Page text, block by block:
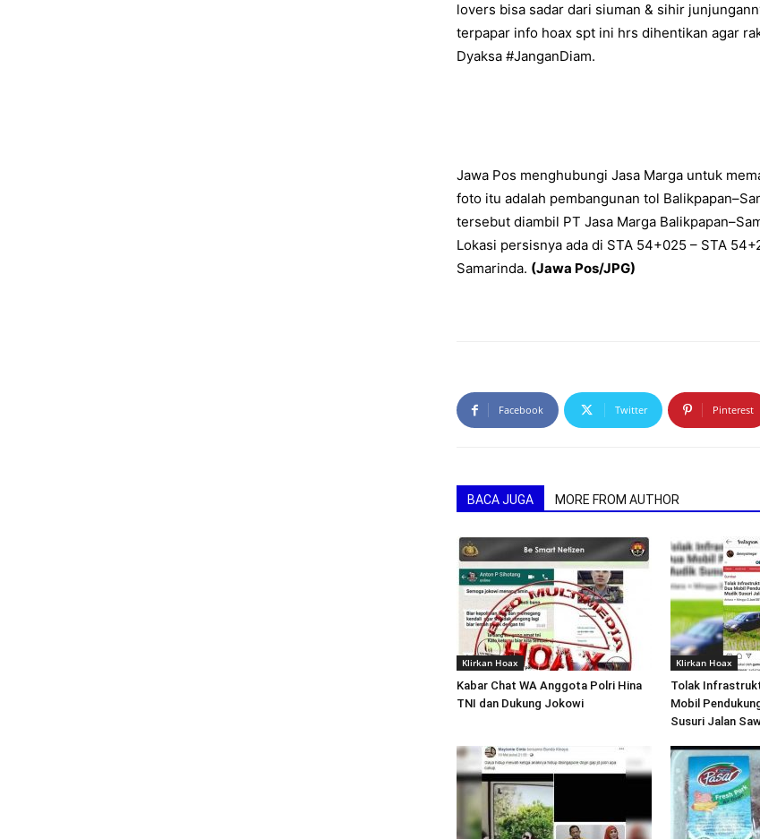
lovers bisa sadar dari siuman & sihir
terpapar info hoax spt ini hrs dihentikan agar
Dyaksa #JanganDiam.
Jawa Pos menghubungi Jasa Marga untuk
foto itu adalah pembangunan tol
tersebut diambil PT Jasa Marga
Lokasi persisnya ada di STA 54+025 – STA
Samarinda. (Jawa Pos/JPG)
Facebook Twitter Pinterest
BACA JUGA MORE FROM AUTHOR
Klirkan Hoax
Kabar Chat WA Anggota Polri Hina
TNI dan Dukung Jokowi
Klirkan Hoax
Tolak
Mobil
Susuri Jalan